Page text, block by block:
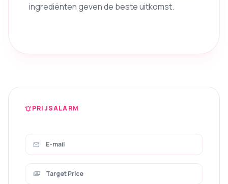
ingrediënten geven de beste uitkomst.
notifications_activePRIJSALARM
mail
payments